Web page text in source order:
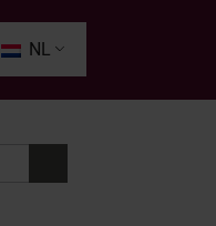
NL